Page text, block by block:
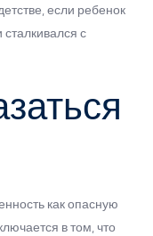
если ребенок
с
как опасную
в том, что